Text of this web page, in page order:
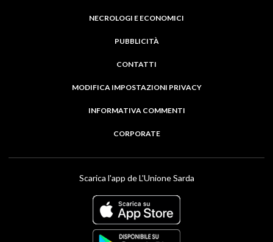
NECROLOGI E ECONOMICI
PUBBLICITÀ
CONTATTI
MODIFICA IMPOSTAZIONI PRIVACY
INFORMATIVA COMMENTI
CORPORATE
Scarica l'app de L'Unione Sarda